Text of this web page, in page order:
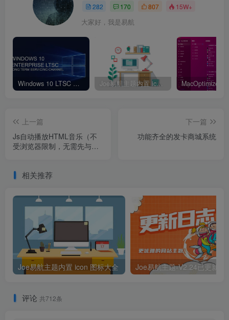
282 170 807 15W+
大家好，我是易航
Windows 10 LTSC 版本：丝滑稳定无广告 Joe易航主题内置 icon 图标大全
上一篇
Js自动播放HTML音乐（不
受浏览器限制，无需先与浏
下一篇
功能齐全的发卡商城系统
相关推荐
Joe易航主题内置 icon 图标大全
评论 共712条